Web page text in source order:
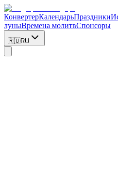
КонвертерКалендарьПраздники
луныВремена молитвСпонсоры
🇷🇺RU